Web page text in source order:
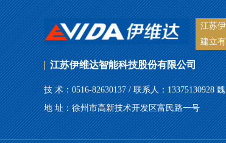
江苏
建立
江苏伊维达智能科技股份有限公司
技 术：0516-82630137 / 联系人：13375130928
地 址：徐州市高新技术开发区富民路一号